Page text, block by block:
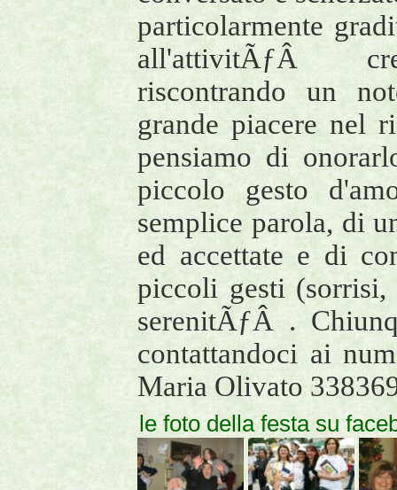
particolarmente
all'attivitÃƒÂ
riscontrando un
grande piacere nel
pensiamo di
piccolo gesto
semplice parola, di
ed accettate e di
piccoli gesti (sorrisi,
serenitÃƒÂ .
contattandoci ai
Maria Olivato
le foto della festa su